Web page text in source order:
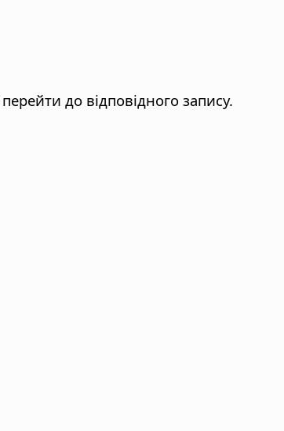
до відповідного запису.